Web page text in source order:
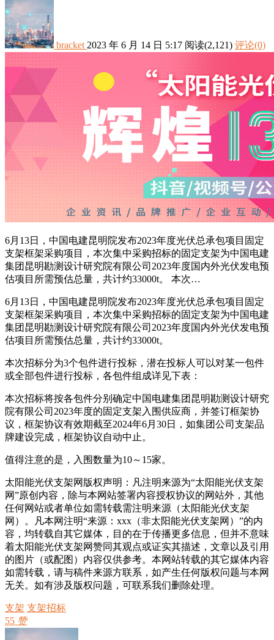
bracket 2023 年 6 月 14 日 5:17 阅读(2,121) 评论(0)
6月13日，中国电建昆明院发布2023年度光伏总承包项目固定
支架框架采购项目，本次集中采购招标的固定支架为中国电建
集团昆明勘测设计研究院有限公司2023年度国内外光伏发电预
估项目所需预估总量，共计约33000t。 本次…
6月13日，中国电建昆明院发布2023年度光伏总承包项目固定
支架框架采购项目，本次集中采购招标的固定支架为中国电建
集团昆明勘测设计研究院有限公司2023年度国内外光伏发电预
估项目所需预估总量，共计约33000t。
本次招标分为3个包件进行投标，潜在投标人可以对某一包件
或全部包件进行投标，各包件组成详见下表：
本次招标将按各包件分别确定中国电建集团昆明勘测设计研究
院有限公司2023年度的固定支架入围供应商，并签订框架协
议，框架协议有效期截至2024年6月30日，如集团公司支架品
牌建设完成，框架协议自动中止。
值得注意的是，入围数量为10～15家。
太阳能光伏支架网版权声明：凡注明来源为“太阳能光伏支架
网”原创内容，除与本网站签署内容授权协议的网站外，其他
任何网站或者单位如需转载需注明来源（太阳能光伏支架
网）。凡本网注明“来源：xxx（非太阳能光伏支架网）”的内
容，均转载自其它媒体，目的在于传播更多信息，但并不意味
着太阳能光伏支架网赞同其观点或证实其描述，文章以及引用
的图片（或配图）内容仅供参考。本网站转载的其它媒体内容
如需转载，请与稿件来源方联系，如产生任何版权问题与本网
无关。如有涉及版权问题，可联系我们删除处理。
支架 支架招标
55 赞